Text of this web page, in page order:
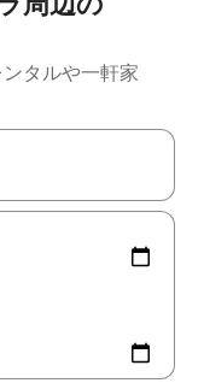
タ⁠ルや一⁠軒⁠家
ーを使って移動するか